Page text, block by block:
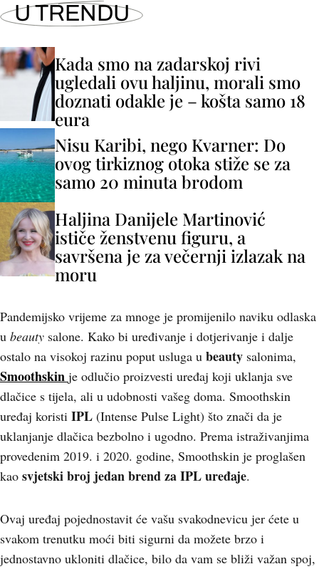
U TRENDU
Kada smo na zadarskoj rivi
ugledali ovu haljinu, morali smo
doznati odakle je – košta samo 18
eura
Nisu Karibi, nego Kvarner: Do
ovog tirkiznog otoka stiže se za
samo 20 minuta brodom
Haljina Danijele Martinović
ističe ženstvenu figuru, a
savršena je za večernji izlazak na
moru
Pandemijsko vrijeme za mnoge je promijenilo naviku odlaska
u beauty salone. Kako bi uređivanje i dotjerivanje i dalje
ostalo na visokoj razinu poput usluga u beauty salonima,
Smoothskin je odlučio proizvesti uređaj koji uklanja sve
dlačice s tijela, ali u udobnosti vašeg doma. Smoothskin
uređaj koristi IPL (Intense Pulse Light) što znači da je
uklanjanje dlačica bezbolno i ugodno. Prema istraživanjima
provedenim 2019. i 2020. godine, Smoothskin je proglašen
kao svjetski broj jedan brend za IPL uređaje.
Ovaj uređaj pojednostavit će vašu svakodnevicu jer ćete u
svakom trenutku moći biti sigurni da možete brzo i
jednostavno ukloniti dlačice, bilo da vam se bliži važan spoj,